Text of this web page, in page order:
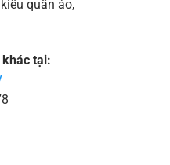
quần áo,
tại: